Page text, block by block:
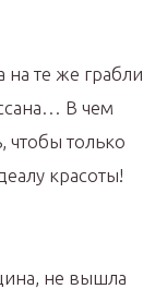
на те же грабли
В чем
чтобы только
красоты!
не вышла